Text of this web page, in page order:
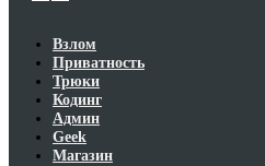
Взлом
Приватность
Трюки
Кодинг
Админ
Geek
Магазин